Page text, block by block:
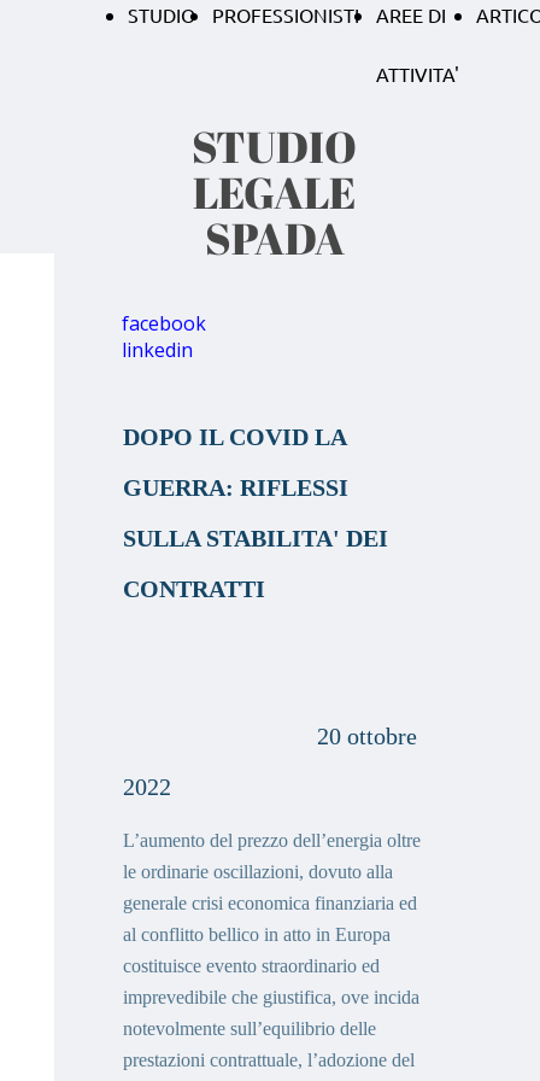
STUDIO PROFESSIONISTI AREE DI
ATTIVITA'
STUDIO
LEGALE
SPADA
facebook
linkedin
DOPO IL COVID LA
GUERRA: RIFLESSI
SULLA STABILITA' DEI
CONTRATTI
20 ottobre
2022
L’aumento del prezzo dell’energia oltre
le ordinarie oscillazioni, dovuto alla
generale crisi economica finanziaria ed
al conflitto bellico in atto in Europa
costituisce evento straordinario ed
imprevedibile che giustifica, ove incida
notevolmente sull’equilibrio delle
prestazioni contrattuale, l’adozione del